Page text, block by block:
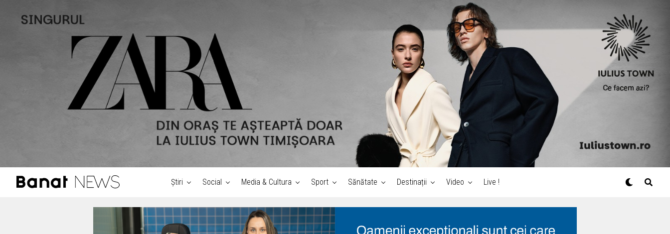
Știri Social Media & Cultura Sport Sănătate Destinații Video Live !